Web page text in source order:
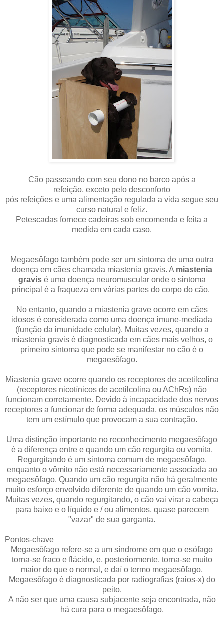
Cão passeando com seu dono no barco após a
refeição, exceto pelo desconforto
pós refeições e uma alimentação regulada a vida segue seu
curso natural e feliz.
Petescadas fornece cadeiras sob encomenda e feita a
medida em cada caso.
Megaesôfago também pode ser um sintoma de uma outra
doença em cães chamada miastenia gravis. A miastenia
gravisé uma doença neuromuscular onde o sintoma
principal é a fraqueza em várias partes do corpo do cão.
No entanto, quando a miastenia grave ocorre em cães
idosos é considerada como uma doença imune-mediada
(função da imunidade celular). Muitas vezes, quando a
miastenia gravis é diagnosticada em cães mais velhos, o
primeiro sintoma que pode se manifestar no cão é o
megaesôfago.
Miastenia grave ocorre quando os receptores de acetilcolina
(receptores nicotínicos de acetilcolina ou AChRs) não
funcionam corretamente. Devido à incapacidade dos nervos
receptores a funcionar de forma adequada, os músculos não
tem um estímulo que provocam a sua contração.
Uma distinção importante no reconhecimento megaesôfago
é a diferença entre e quando um cão regurgita ou vomita.
Regurgitando é um sintoma comum de megaesôfago,
enquanto o vômito não está necessariamente associada ao
megaesôfago. Quando um cão regurgita não há geralmente
muito esforço envolvido diferente de quando um cão vomita.
Muitas vezes, quando regurgitando, o cão vai virar a cabeça
para baixo e o líquido e / ou alimentos, quase parecem
"vazar" de sua garganta.
Pontos-chave
Megaesôfago refere-se a um síndrome em que o esófago
torna-se fraco e flácido, e, posteriormente, torna-se muito
maior do que o normal, e daí o termo megaesôfago.
Megaesôfago é diagnosticada por radiografias (raios-x) do
peito.
A não ser que uma causa subjacente seja encontrada, não
há cura para o megaesôfago.